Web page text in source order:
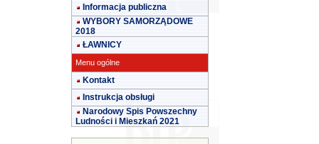
Informacja publiczna
WYBORY SAMORZĄDOWE
2018
ŁAWNICY
Menu ogólne
Kontakt
Instrukcja obsługi
Narodowy Spis Powszechny
Ludności i Mieszkań 2021